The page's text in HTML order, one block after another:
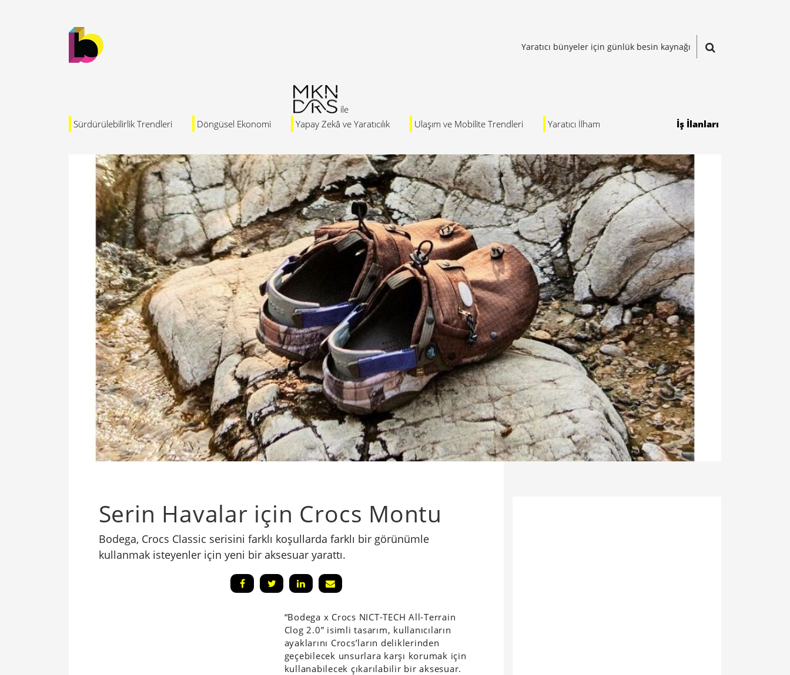
Yaratıcı bünyeler için günlük besin kaynağı
Sürdürülebilirlik Trendleri Döngüsel Ekonomi Yapay Zekâ ve Yaratıcılık Ulaşım ve Mobilite Trendleri Yaratıcı İlham İş İlanları
Serin Havalar için Crocs Montu
Bodega, Crocs Classic serisini farklı koşullarda farklı bir görünümle
kullanmak isteyenler için yeni bir aksesuar yarattı.
“Bodega x Crocs NICT-TECH All-Terrain
Clog 2.0” isimli tasarım, kullanıcıların
ayaklarını Crocs’ların deliklerinden
geçebilecek unsurlara karşı korumak için
kullanabilecek çıkarılabilir bir aksesuar.